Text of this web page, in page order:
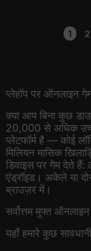
1 2
प्लेहॉप पर ऑनलाइन
क्या आप बिना कुछ
20,000 से अधिक
प्लेटफॉर्म है — कोई
मिलियन मासिक
डिवाइस पर गेम देते
एंड्रॉइड। अकेले या
ब्राउज़र में।
सर्वोत्तम मुफ्त
यहाँ हमारे कुछ